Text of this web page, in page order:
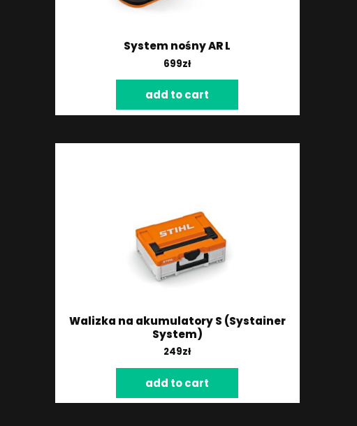
System nośny AR L
699zł
add to cart
Walizka na akumulatory S (Systainer
System)
249zł
add to cart